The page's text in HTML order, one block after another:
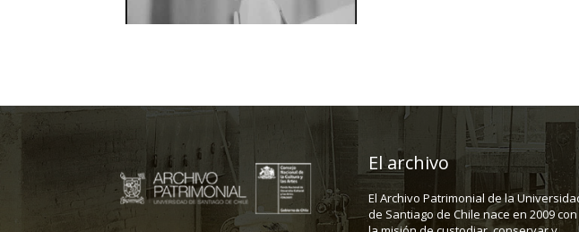
El archivo
El Archivo Patrimonial de la
de Santiago de Chile nace en 2009 con